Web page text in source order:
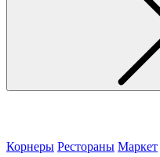
Корнеры Рестораны Маркет